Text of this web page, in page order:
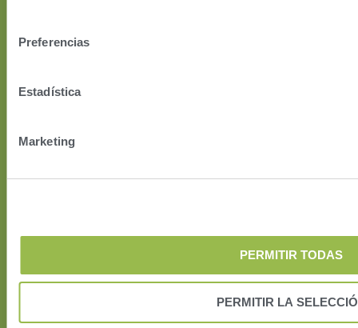
Preferencias
Estadística
Marketing
PERMITIR TODAS
PERMITIR LA
Privacy Policy and Cookies EUSA
EULA